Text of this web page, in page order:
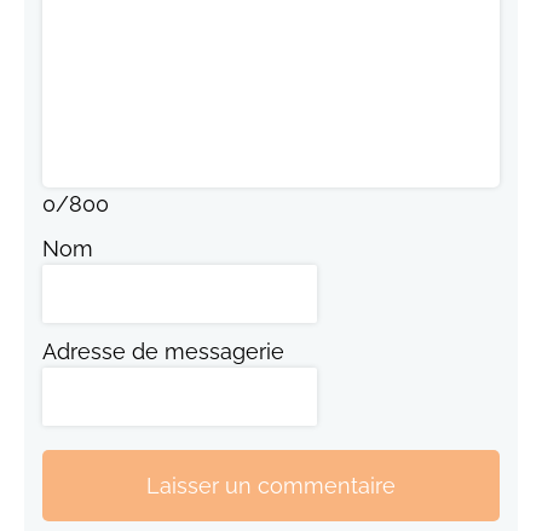
0/800
Nom
Adresse de messagerie
Laisser un commentaire